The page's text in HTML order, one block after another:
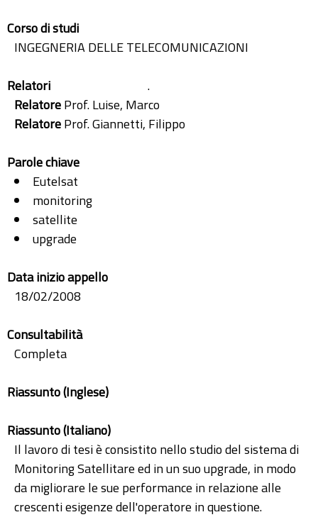
Corso di studi
INGEGNERIA DELLE TELECOMUNICAZIONI
Relatori
.
RelatoreProf. Luise, Marco
RelatoreProf. Giannetti, Filippo
Parole chiave
Eutelsat
monitoring
satellite
upgrade
Data inizio appello
18/02/2008
Consultabilità
Completa
Riassunto (Inglese)
Riassunto (Italiano)
Il lavoro di tesi è consistito nello studio del sistema di
Monitoring Satellitare ed in un suo upgrade, in modo
da migliorare le sue performance in relazione alle
crescenti esigenze dell'operatore in questione.